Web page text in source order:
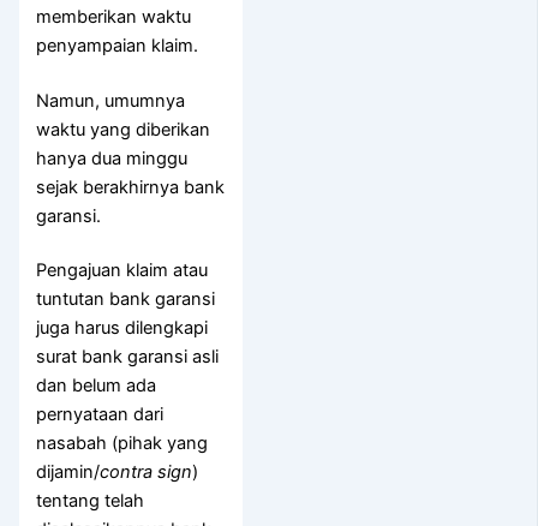
memberikan waktu
penyampaian klaim.
Namun, umumnya
waktu yang diberikan
hanya dua minggu
sejak berakhirnya bank
garansi.
Pengajuan klaim atau
tuntutan bank garansi
juga harus dilengkapi
surat bank garansi asli
dan belum ada
pernyataan dari
nasabah (pihak yang
dijamin/contra sign)
tentang telah